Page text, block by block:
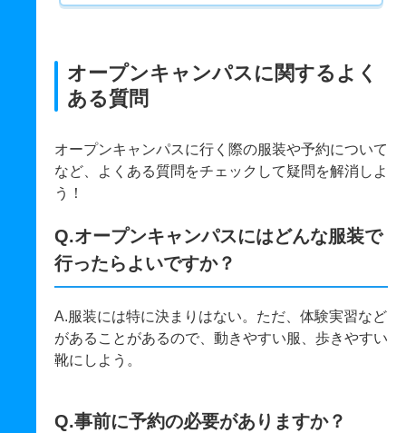
オープンキャンパスに関するよく
ある質問
オープンキャンパスに行く際の服装や予約について
など、よくある質問をチェックして疑問を解消しよ
う！
Q.オープンキャンパスにはどんな服装で
行ったらよいですか？
A.服装には特に決まりはない。ただ、体験実習など
があることがあるので、動きやすい服、歩きやすい
靴にしよう。
Q.事前に予約の必要がありますか？